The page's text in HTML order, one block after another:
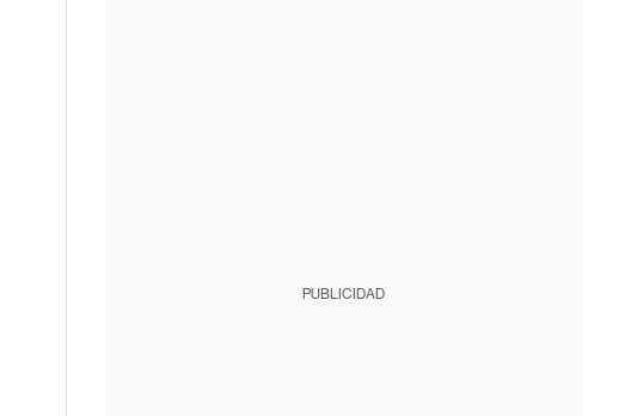
PUBLICIDAD